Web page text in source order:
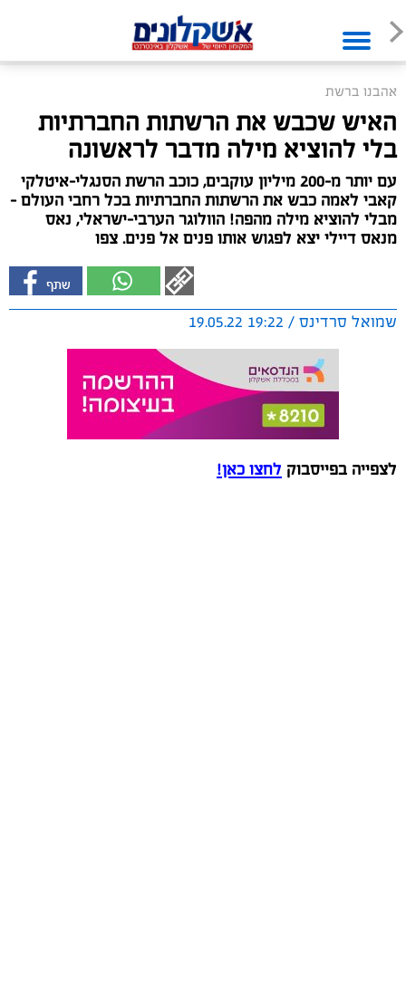
אהבנו ברשת
האיש שכבש את הרשתות החברתיות
בלי להוציא מילה מדבר לראשונה
עם יותר מ-200 מיליון עוקבים, כוכב הרשת הסנגלי-איטלקי
קאבי לאמה כבש את הרשתות החברתיות בכל רחבי העולם -
מבלי להוציא מילה מהפה! הוולוגר הערבי-ישראלי, נאס
מנאס דיילי יצא לפגוש אותו פנים אל פנים. צפו
שמואל סרדינס / 19:22 19.05.22
לצפייה בפייסבוק לחצו כאן!